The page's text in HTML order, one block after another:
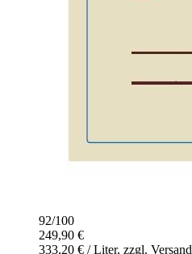
92/100
249,90 €
333,20 € / Liter, zzgl. Versand